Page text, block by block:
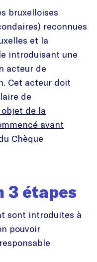
bruxelloises
reconnues
et la
introduisant une
acteur de
Cet acteur doit
de
de la
avant
Chèque
3 étapes
sont introduites à
pouvoir